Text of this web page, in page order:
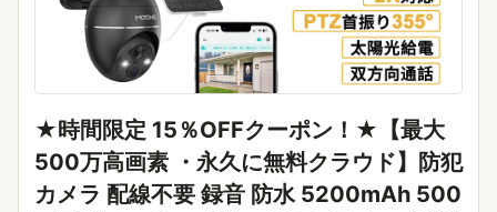
★時間限定 15％OFFクーポン！★【最大
500万高画素 ・永久に無料クラウド】防犯
カメラ 配線不要 録音 防水 5200mAh 500